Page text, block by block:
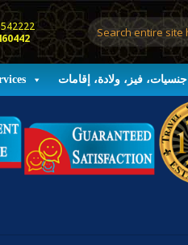
جنسيات، فيز، ولادة، إقامات